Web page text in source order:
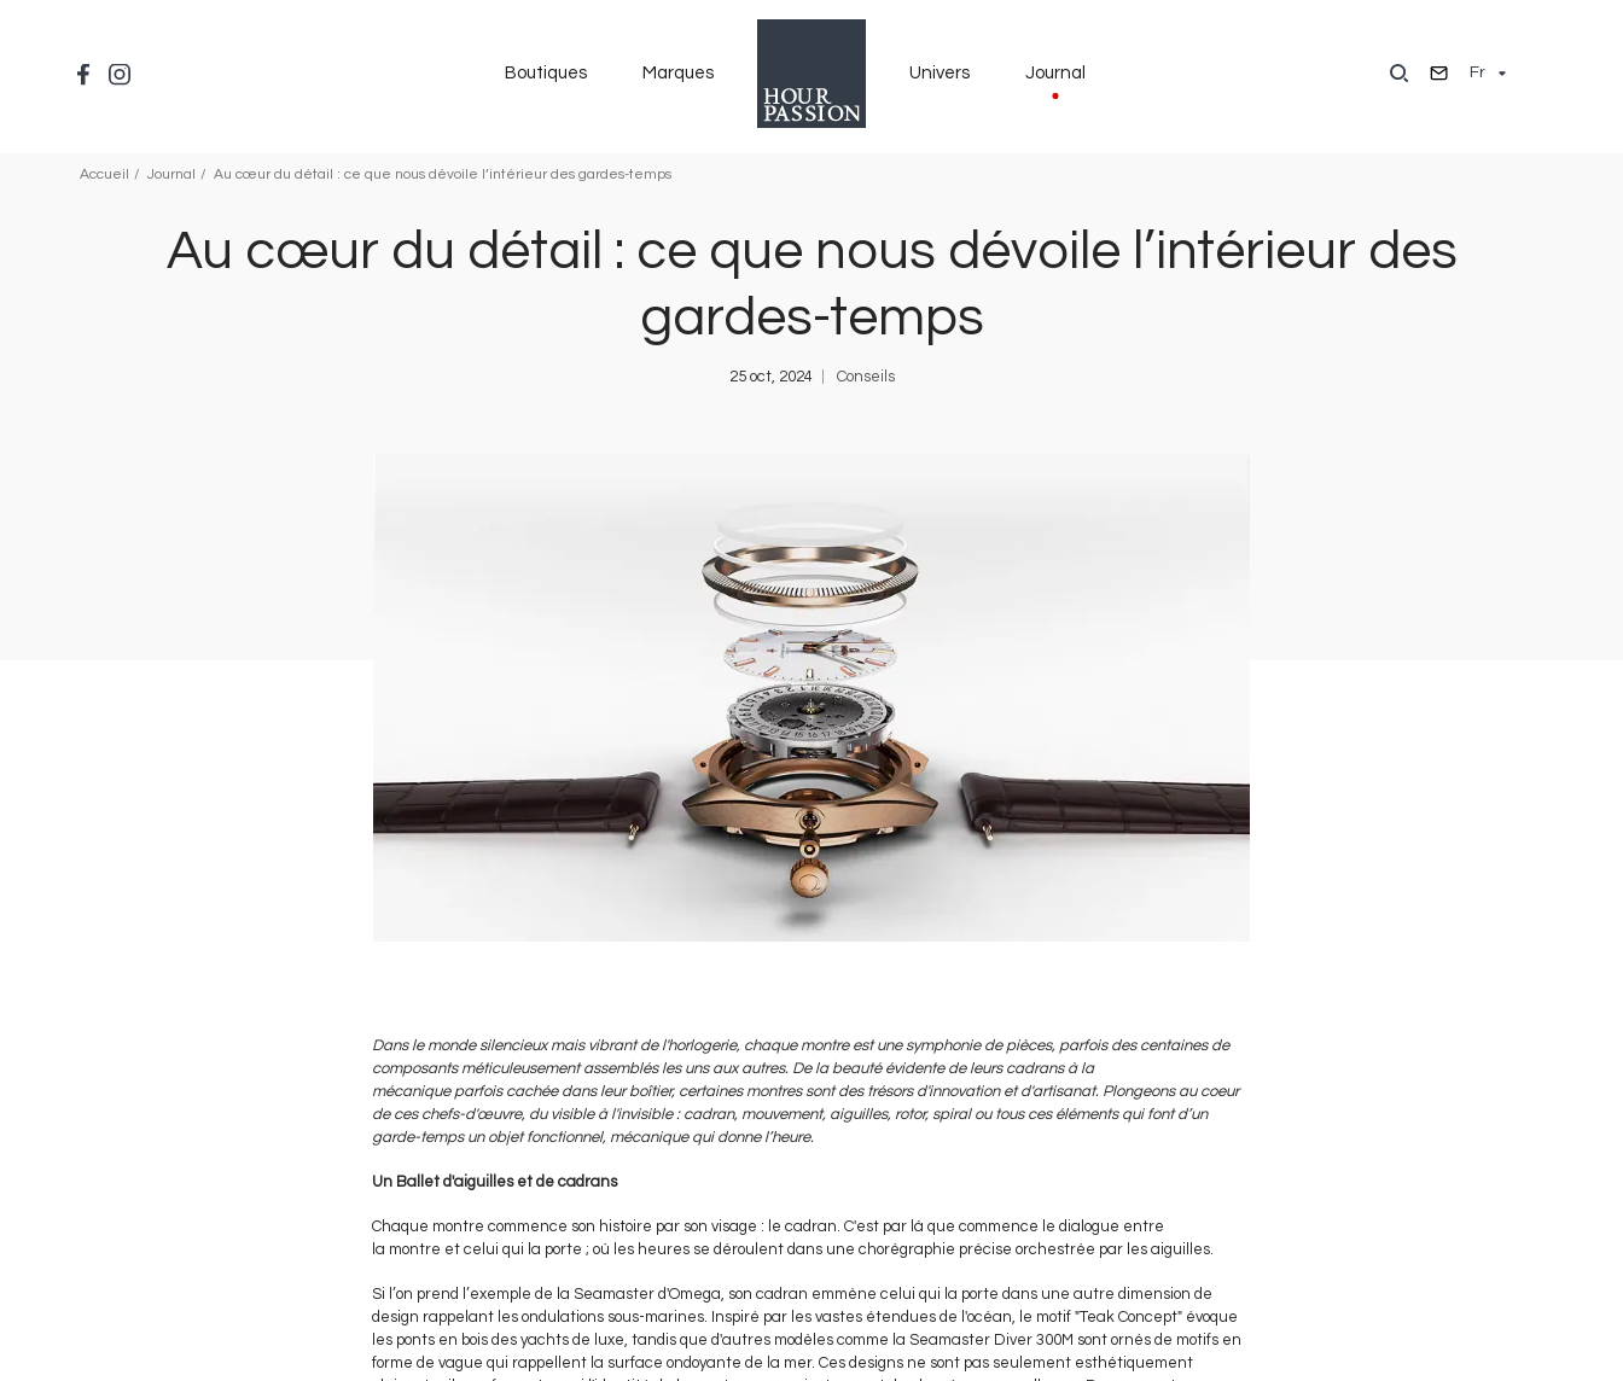
Fr
Boutiques Marques Univers Journal
Accueil Journal Au cœur du détail : ce que nous dévoile l’intérieur des gardes-temps
Au cœur du détail : ce que nous dévoile l’intérieur des
gardes-temps
25 oct, 2024 Conseils
Dans le monde silencieux mais vibrant de l'horlogerie, chaque montre est une symphonie de pièces, parfois des centaines de
composants méticuleusement assemblés les uns aux autres. De la beauté évidente de leurs cadrans à la
mécanique parfois cachée dans leur boîtier, certaines montres sont des trésors d'innovation et d'artisanat. Plongeons au coeur
de ces chefs-d'œuvre, du visible à l'invisible : cadran, mouvement, aiguilles, rotor, spiral ou tous ces éléments qui font d’un
garde-temps un objet fonctionnel, mécanique qui donne l’heure.
Un Ballet d'aiguilles et de cadrans
Chaque montre commence son histoire par son visage : le cadran. C'est par là que commence le dialogue entre
la montre et celui qui la porte ; où les heures se déroulent dans une chorégraphie précise orchestrée par les aiguilles.
Si l’on prend l’exemple de la Seamaster d'Omega, son cadran emmène celui qui la porte dans une autre dimension de
design rappelant les ondulations sous-marines. Inspiré par les vastes étendues de l'océan, le motif "Teak Concept" évoque
les ponts en bois des yachts de luxe, tandis que d'autres modèles comme la Seamaster Diver 300M sont ornés de motifs en
forme de vague qui rappellent la surface ondoyante de la mer. Ces designs ne sont pas seulement esthétiquement